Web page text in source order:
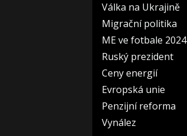
Válka na Ukrajině
Migrační politika
ME ve fotbale 2024
Ruský prezident
Ceny energií
Evropská unie
Penzijní reforma
Vynález